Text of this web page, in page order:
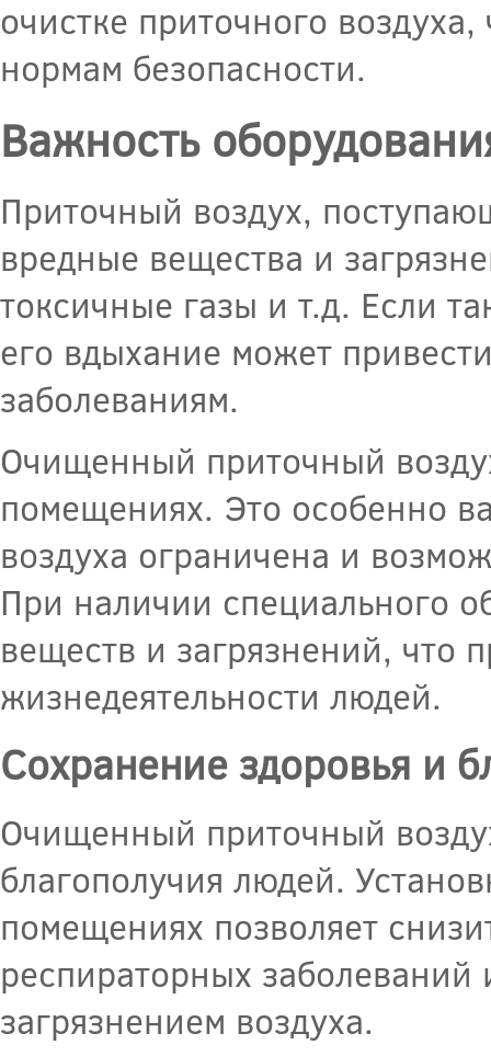
очистке приточного
нормам безопасности.
Важность
Приточный воздух,
вредные вещества и
токсичные газы и т.д. Если
его вдыхание может
заболеваниям.
Очищенный приточный
помещениях. Это особенно
воздуха ограничена и
При наличии специального
веществ и загрязнений, что
жизнедеятельности людей.
Сохранение здоровья и
Очищенный приточный
благополучия людей.
помещениях позволяет
респираторных заболеваний
загрязнением воздуха.